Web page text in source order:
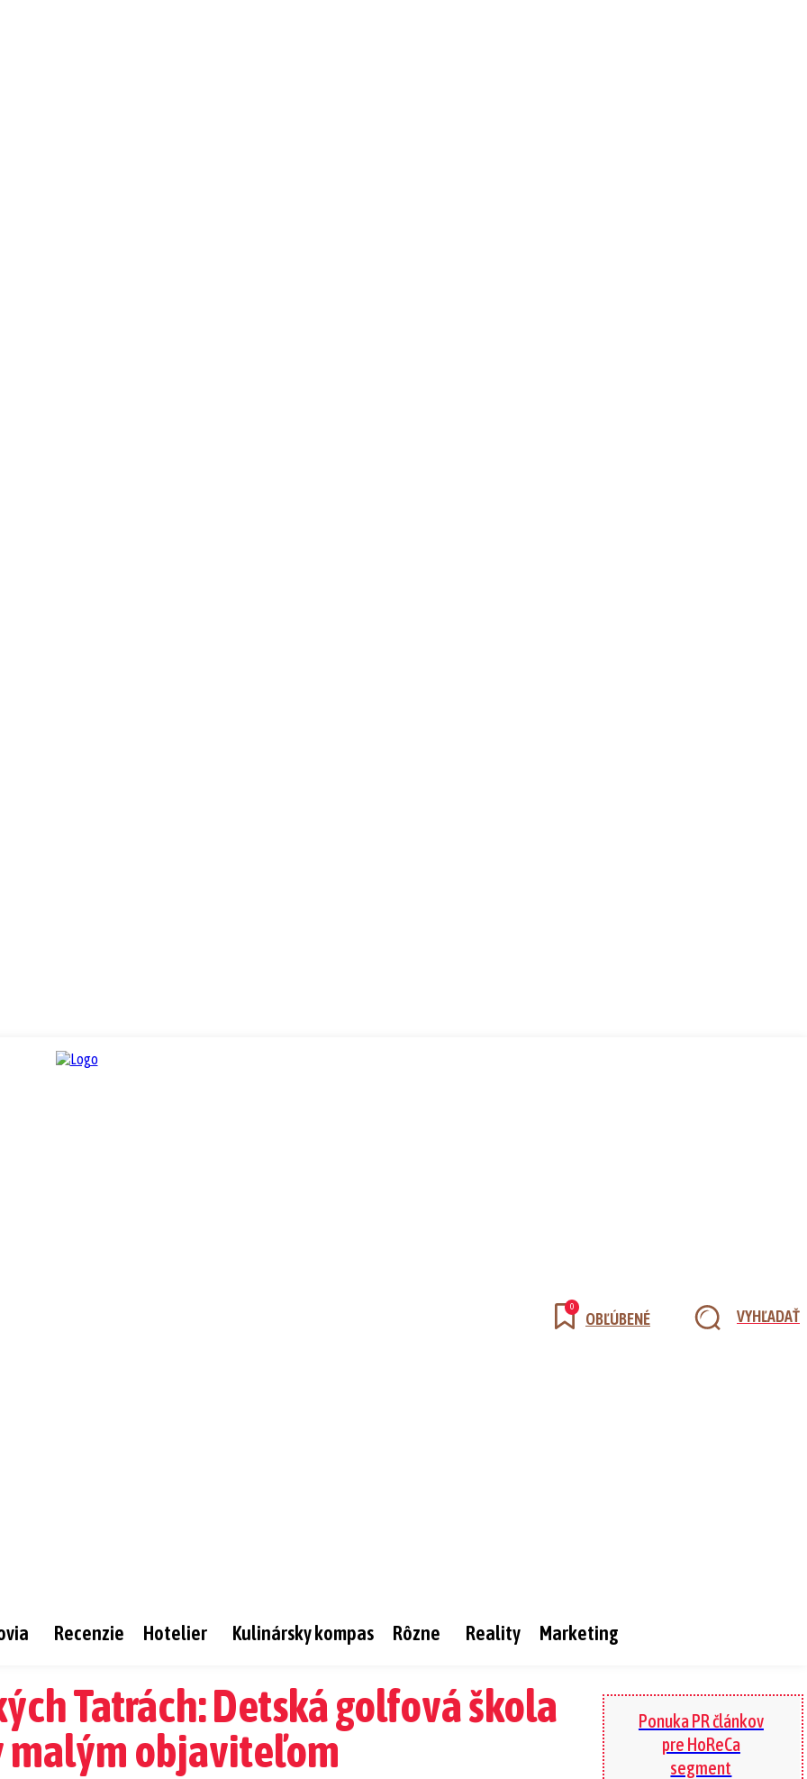
VYHĽADAŤ
0
OBĽÚBENÉ
Recenzie Hotelier Kulinársky kompas Rôzne Reality Marketing
Tatrách: Detská golfová škola
malým objaviteľom
Ponuka PR článkov
pre HoReCa
segment